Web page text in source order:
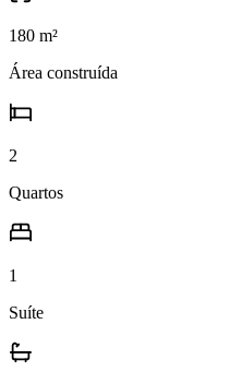
180 m²
Área construída
2
Quartos
1
Suíte